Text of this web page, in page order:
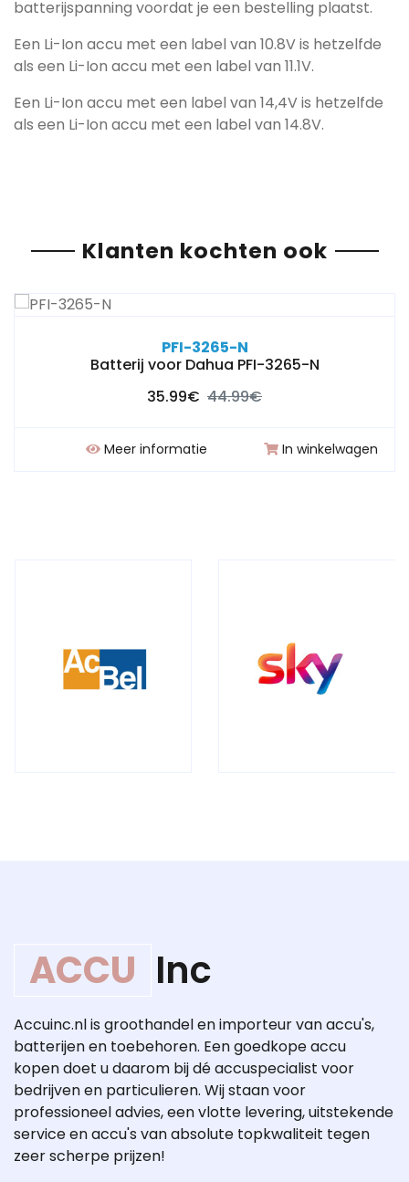
batterijspanning voordat je een bestelling plaatst.
Een Li-Ion accu met een label van 10.8V is hetzelfde
als een Li-Ion accu met een label van 11.1V.
Een Li-Ion accu met een label van 14,4V is hetzelfde
als een Li-Ion accu met een label van 14.8V.
Klanten kochten ook
PFI-3265-N
Batterij voor Dahua PFI-3265-N
35.99€ 44.99€
Meer informatie In winkelwagen
ACCU Inc
Accuinc.nl is groothandel en importeur van accu's,
batterijen en toebehoren. Een goedkope accu
kopen doet u daarom bij dé accuspecialist voor
bedrijven en particulieren. Wij staan voor
professioneel advies, een vlotte levering, uitstekende
service en accu's van absolute topkwaliteit tegen
zeer scherpe prijzen!